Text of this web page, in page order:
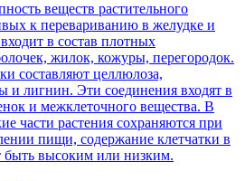
веществ растительного
к перевариванию в желудке и
в состав плотных
жилок, кожуры, перегородок.
составляют целлюлоза,
и лигнин. Эти соединения входят в
и межклеточного вещества. В
части растения сохраняются при
пищи, содержание клетчатки в
быть высоким или низким.